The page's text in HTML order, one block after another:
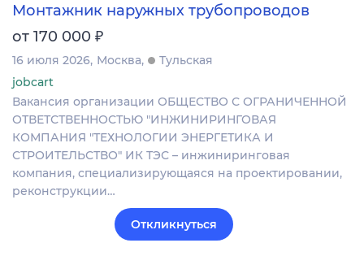
Монтажник наружных трубопроводов
от 170 000 ₽
16 июля 2026 Москва
Тульская
jobcart
Вакансия организации ОБЩЕСТВО С ОГРАНИЧЕННОЙ
ОТВЕТСТВЕННОСТЬЮ "ИНЖИНИРИНГОВАЯ
КОМПАНИЯ "ТЕХНОЛОГИИ ЭНЕРГЕТИКА И
СТРОИТЕЛЬСТВО" ИК ТЭС – инжиниринговая
компания, специализирующаяся на проектировании,
реконструкции…
Откликнуться